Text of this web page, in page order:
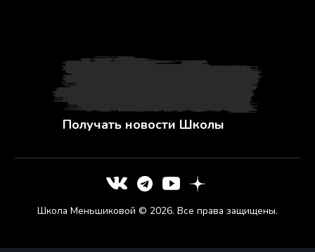
Получать новости Школы
Школа Меньшиковой © 2026. Все права защищены.